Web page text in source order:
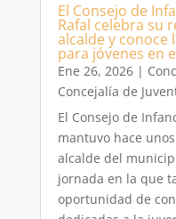
El Consejo de
Rafal celebra su
alcalde y conoce
para jóvenes en
Ene 26, 2026|
Concejalía de
El Consejo de
mantuvo hace
alcalde del
jornada en la que
oportunidad de